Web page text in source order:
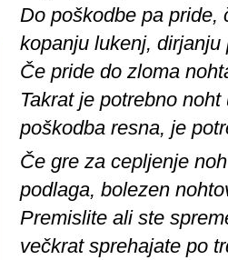
Do poškodbe pa pride,
kopanju lukenj,
Če pride do zloma
Takrat je potrebno
poškodba resna, je
Če gre za cepljenje
podlaga, bolezen
Premislite ali ste
večkrat sprehajate po